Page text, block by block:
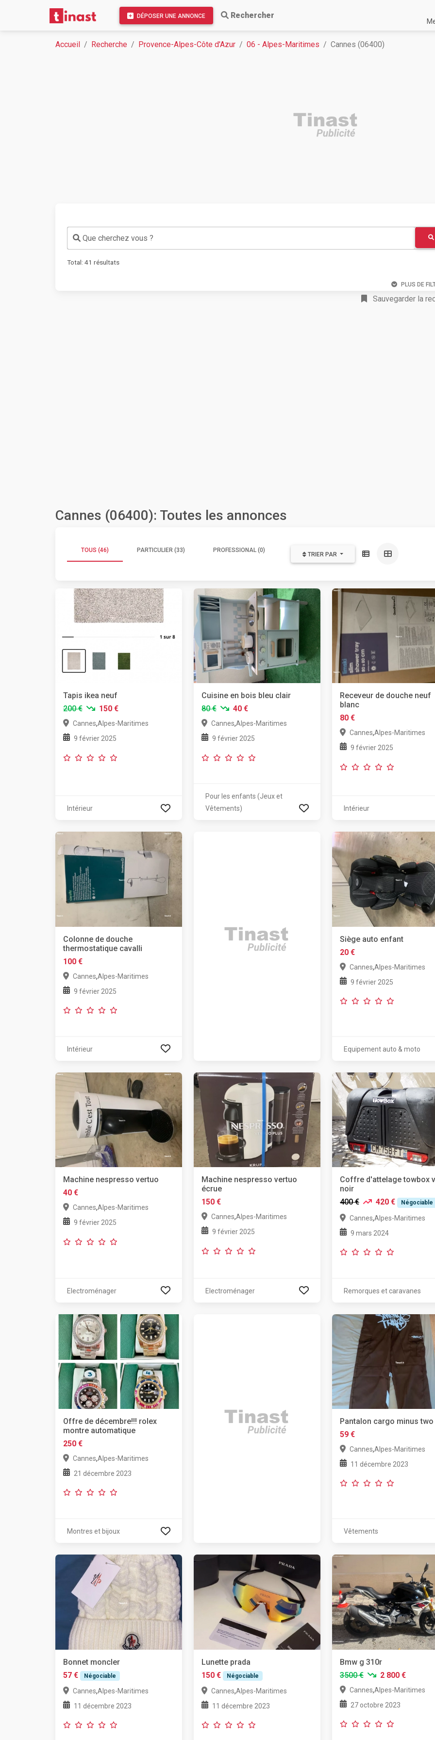
DÉPOSER UNE ANNONCE Rechercher
Accueil Recherche Provence-Alpes-Côte d'Azur 06 - Alpes-Maritimes Cannes (06400)
Que cherchez vous ?
Total: 41 résultats
PLUS DE
Sauvegarder la
Cannes (06400): Toutes les annonces
TOUS (46) PARTICULIER (33) PROFESSIONAL (0)
TRIER PAR
Tapis ikea neuf
200 €
150 €
Cannes,Alpes-Maritimes
9 février 2025
Intérieur
Cuisine en bois bleu clair
80 €
40 €
Cannes,Alpes-Maritimes
9 février 2025
Pour les enfants (Jeux et
Vêtements)
Receveur de douche neuf
blanc
80 €
Cannes,Alpes-Maritimes
9 février 2025
Intérieur
Colonne de douche
thermostatique cavalli
100 €
Cannes,Alpes-Maritimes
9 février 2025
Intérieur
Siège auto enfant
20 €
Cannes,Alpes-Maritimes
9 février 2025
Equipement auto & moto
Machine nespresso vertuo
40 €
Cannes,Alpes-Maritimes
9 février 2025
Electroménager
Machine nespresso vertuo
écrue
150 €
Cannes,Alpes-Maritimes
9 février 2025
Electroménager
Coffre d'attelage towbox
noir
400 €
420 € Négociable
Cannes,Alpes-Maritimes
9 mars 2024
Remorques et caravanes
Offre de décembre!!! rolex
montre automatique
250 €
Cannes,Alpes-Maritimes
21 décembre 2023
Montres et bijoux
Pantalon cargo minus two
59 €
Cannes,Alpes-Maritimes
11 décembre 2023
Vêtements
Bonnet moncler
57 €
Négociable
Cannes,Alpes-Maritimes
11 décembre 2023
Lunette prada
150 €
Négociable
Cannes,Alpes-Maritimes
11 décembre 2023
Bmw g 310r
3500 €
2 800 €
Cannes,Alpes-Maritimes
27 octobre 2023